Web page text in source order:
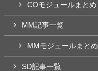
COモジュールまとめ
MM記事一覧
MMモジュールまとめ
SD記事一覧